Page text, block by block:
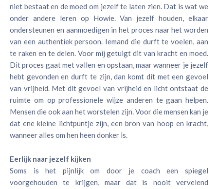
niet bestaat en de moed om jezelf te laten zien. Dat is wat we
onder andere leren op Howie. Van jezelf houden, elkaar
ondersteunen en aanmoedigen in het proces naar het worden
van een authentiek persoon. Iemand die durft te voelen, aan
te raken en te delen. Voor mij getuigt dit van kracht en moed.
Dit proces gaat met vallen en opstaan, maar wanneer je jezelf
hebt gevonden en durft te zijn, dan komt dit met een gevoel
van vrijheid. Met dit gevoel van vrijheid en licht ontstaat de
ruimte om op professionele wijze anderen te gaan helpen.
Mensen die ook aan het worstelen zijn. Voor die mensen kan je
dat ene kleine lichtpuntje zijn, een bron van hoop en kracht,
wanneer alles om hen heen donker is.
Eerlijk naar jezelf kijken
Soms is het pijnlijk om door je coach een spiegel
voorgehouden te krijgen, maar dat is nooit vervelend